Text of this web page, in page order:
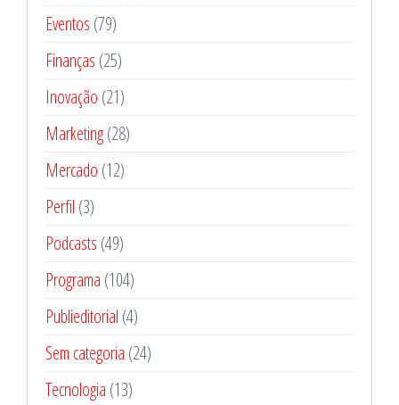
Eventos (79)
Finanças (25)
Inovação (21)
Marketing(28)
Mercado (12)
Perfil (3)
Podcasts (49)
Programa (104)
Publieditorial (4)
Sem categoria (24)
Tecnologia (13)